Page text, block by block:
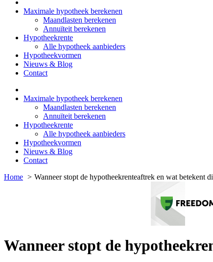
Maximale hypotheek berekenen
Maandlasten berekenen
Annuïteit berekenen
Hypotheekrente
Alle hypotheek aanbieders
Hypotheekvormen
Nieuws & Blog
Contact
Maximale hypotheek berekenen
Maandlasten berekenen
Annuïteit berekenen
Hypotheekrente
Alle hypotheek aanbieders
Hypotheekvormen
Nieuws & Blog
Contact
Home
Wanneer stopt de hypotheekrenteaftrek en wat betekent
Wanneer stopt de